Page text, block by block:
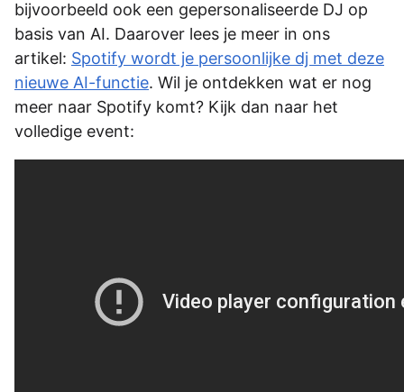
bijvoorbeeld ook een gepersonaliseerde DJ op
basis van AI. Daarover lees je meer in ons
artikel: Spotify wordt je persoonlijke dj met deze
nieuwe AI-functie. Wil je ontdekken wat er nog
meer naar Spotify komt? Kijk dan naar het
volledige event: